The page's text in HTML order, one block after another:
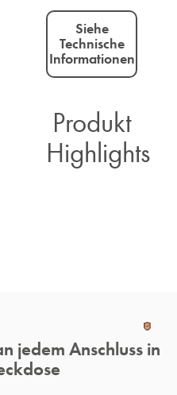
Siehe
Technische
Informationen
Produkt
Highlights​
jedem Anschluss in